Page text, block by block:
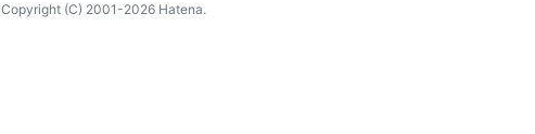
Copyright (C) 2001-2026 Hatena.